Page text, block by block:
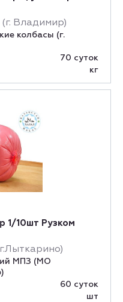
Владимир)
колбасы (г.
70 суток
кг
1/10шт Рузком
МПЗ (МО
60 суток
шт